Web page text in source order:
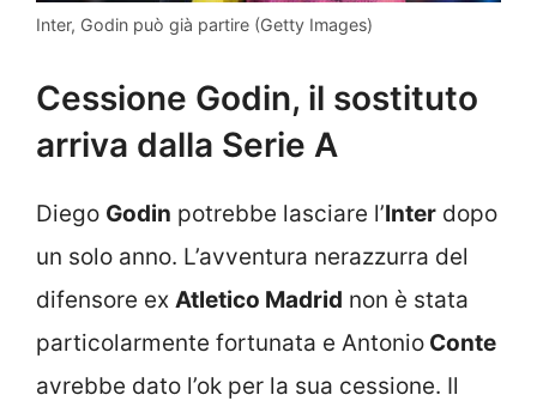
Inter, Godin può già partire (Getty Images)
Cessione Godin, il sostituto
arriva dalla Serie A
Diego Godin potrebbe lasciare l’Inter dopo
un solo anno. L’avventura nerazzurra del
difensore ex Atletico Madrid non è stata
particolarmente fortunata e Antonio Conte
avrebbe dato l’ok per la sua cessione. Il